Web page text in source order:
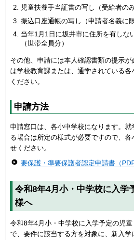
児童扶養手当証書の写し（受給者のみ
振込口座通帳の写し（申請者名義に限
当年1月1日に坂井市に住所を有しな
（世帯全員分）
その他、申請には本人確認書類の提示が
は学校教育課または、通学されている
ください。
申請方法
申請窓口は、各小中学校になります。
る場合は所定の様式が必要ですので、
せください。
要保護・準要保護者認定申請書（
令和8年4月小・中学校に入学
様へ
令和8年4月小・中学校に入学予定の児
で、要件に該当する方を対象に、新入学